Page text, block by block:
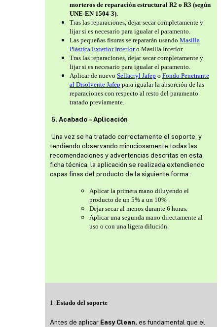
morteros de reparación estructural R2 o R3 (según
UNE-EN 1504-3).
Tras las reparaciones, dejar secar completamente y
lijar si es necesario para igualar el paramento.
Las pequeñas fisuras se repararán usando Masilla
Plástica Exterior Interioro Masilla Interior.
Tras las reparaciones, dejar secar completamente y
lijar si es necesario para igualar el paramento.
Aplicar de nuevo Sellacryl Jafep o Fondo Penetrante
al Disolvente Jafep para igualar la absorción de las
reparaciones con respecto al resto del paramento
tratado previamente.
5. Acabado – Aplicación
Una vez se ha tratado correctamente el soporte, y
tendiendo observando minuciosamente todas las
recomendaciones y advertencias descritas en esta
ficha técnica, la aplicación se realizada extendiendo
capas finas del producto de la siguiente forma :
Aplicar la primera mano diluyendo el
producto de un 5% a un 10% .
Dejar secar al menos durante 6 horas.
Aplicar una segunda mano directamente al
uso o con una ligera dilución.
1. Estado del soporte
Antes de aplicar Easy Clean, es fundamental que el